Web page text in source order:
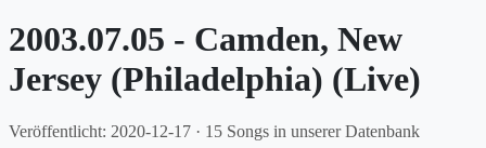
2003.07.05 - Camden, New
Jersey (Philadelphia) (Live)
Veröffentlicht: 2020-12-17 · 15 Songs in unserer Datenbank